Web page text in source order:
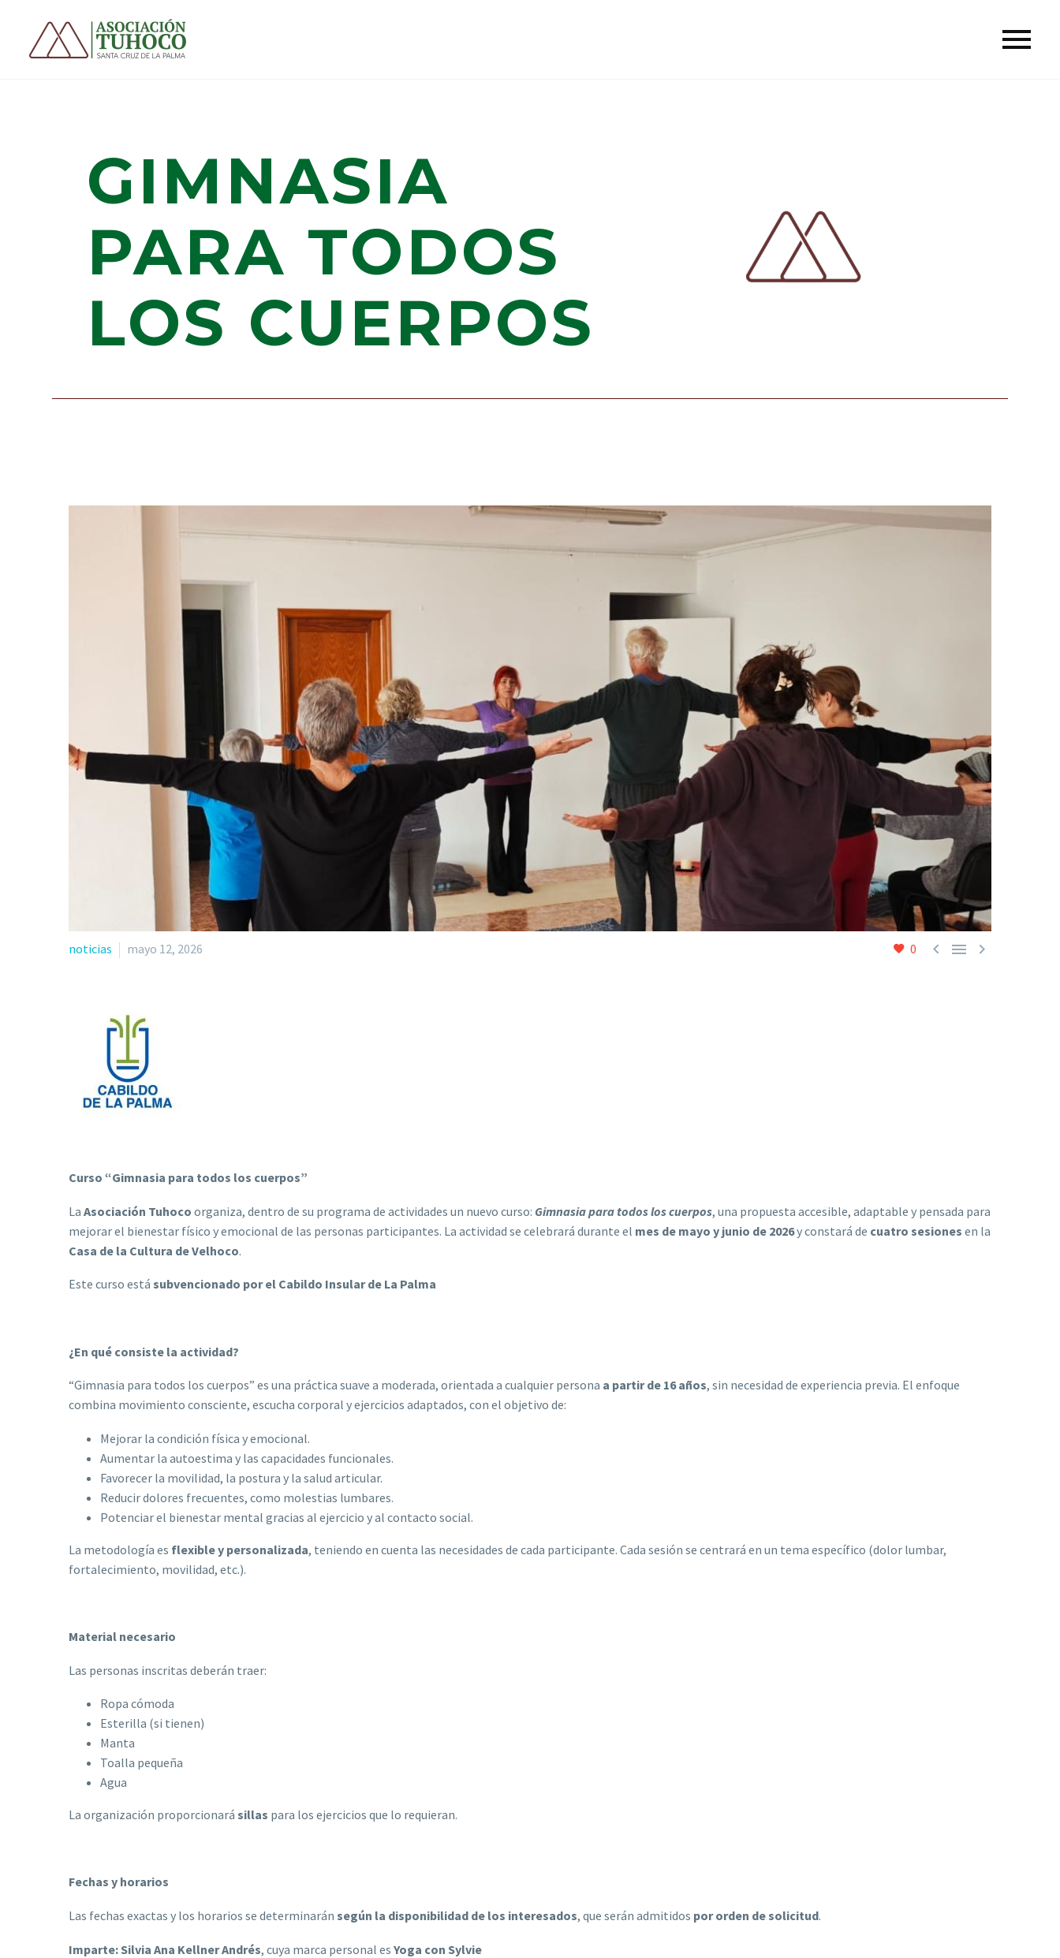
GIMNASIA
PARA TODOS
LOS CUERPOS
0   
noticias mayo 12, 2026
Curso “Gimnasia para todos los cuerpos”
La Asociación Tuhoco organiza, dentro de su programa de actividades un nuevo curso: Gimnasia para todos los cuerpos, una propuesta accesible, adaptable y pensada para
mejorar el bienestar físico y emocional de las personas participantes. La actividad se celebrará durante el mes de mayo y junio de 2026y constará de cuatro sesiones en la
Casa de la Cultura de Velhoco.
Este curso está subvencionado por el Cabildo Insular de La Palma
¿En qué consiste la actividad?
“Gimnasia para todos los cuerpos” es una práctica suave a moderada, orientada a cualquier persona a partir de 16 años, sin necesidad de experiencia previa. El enfoque
combina movimiento consciente, escucha corporal y ejercicios adaptados, con el objetivo de:
Mejorar la condición física y emocional.
Aumentar la autoestima y las capacidades funcionales.
Favorecer la movilidad, la postura y la salud articular.
Reducir dolores frecuentes, como molestias lumbares.
Potenciar el bienestar mental gracias al ejercicio y al contacto social.
La metodología es flexible y personalizada, teniendo en cuenta las necesidades de cada participante. Cada sesión se centrará en un tema específico (dolor lumbar,
fortalecimiento, movilidad, etc.).
Material necesario
Las personas inscritas deberán traer:
Ropa cómoda
Esterilla (si tienen)
Manta
Toalla pequeña
Agua
La organización proporcionará sillas para los ejercicios que lo requieran.
Fechas y horarios
Las fechas exactas y los horarios se determinarán según la disponibilidad de los interesados, que serán admitidos por orden de solicitud.
Imparte: Silvia Ana Kellner Andrés, cuya marca personal es Yoga con Sylvie